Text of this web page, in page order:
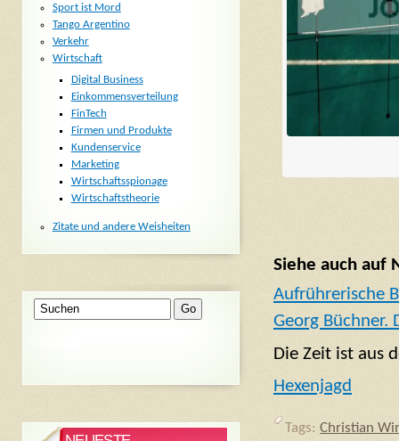
Siehe auch auf
Aufrührerische
Georg Büchner.
Die Zeit ist aus
Hexenjagd
Tags: Christian
Sport ist Mord
Tango Argentino
Verkehr
Wirtschaft
Digital Business
Einkommensverteilung
FinTech
Firmen und Produkte
Kundenservice
Marketing
Wirtschaftsspionage
Wirtschaftstheorie
Zitate und andere Weisheiten